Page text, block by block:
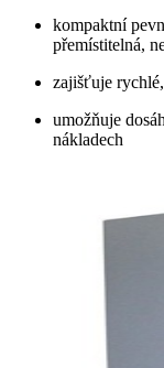
kompaktní
přemístitelná,
zajišťuje
umožňuje
nákladech